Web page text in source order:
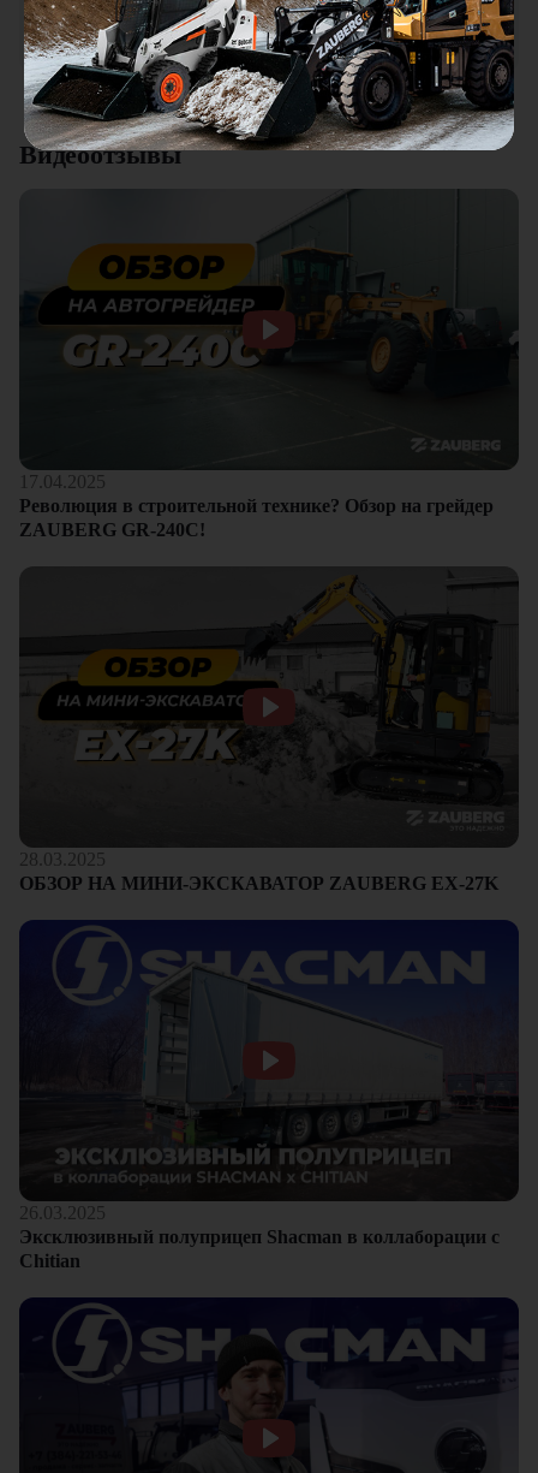
Смотреть все отзывы
качества. Отдельный плюс это внимательное отношение к
клиентам.
Видеоотзывы
17.04.2025
Революция в строительной технике? Обзор на грейдер
ZAUBERG GR-240C!
28.03.2025
ОБЗОР НА МИНИ-ЭКСКАВАТОР ZAUBERG EX-27K
26.03.2025
Эксклюзивный полуприцеп Shacman в коллаборации с
Chitian